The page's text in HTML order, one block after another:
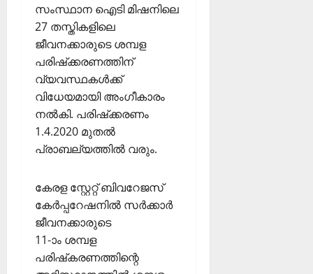
സംസ്ഥാന ഐടി മിഷനിലെ
27 തസ്തികളിലെ
ജീവനക്കാരുടെ ശമ്പള
പരിഷ്‌ക്കരണത്തിന്
വ്യവസ്ഥകള്‍ക്ക്
വിധേയമായി അംഗീകാരം
നല്‍കി. പരിഷ്‌ക്കരണം
1.4.2020 മുതല്‍
പ്രാബല്യത്തില്‍ വരും.
കേരള സ്റ്റേറ്റ് ബിവറേജസ്
കേര്‍പ്പറേഷനില്‍ സര്‍ക്കാര്‍
ജീവനക്കാരുടെ
11-ാം ശമ്പള
പരിഷ്‌കരണത്തിന്റെ